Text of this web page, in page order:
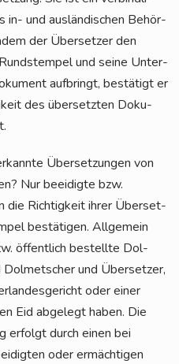
in- und aus­län­di­schen Behör­
der Über­set­zer den
und sei­ne Unter­
auf­bringt, bestä­tigt er
des über­setz­ten Doku­
Über­set­zun­gen von
Nur beei­dig­te bzw.
die Rich­tig­keit ihrer Über­set­
bestä­ti­gen. All­ge­mein
öffent­lich bestell­te Dol­
und Über­set­zer,
oder einer
Eid abge­legt haben. Die
erfolgt durch einen bei
oder ermäch­ti­gen